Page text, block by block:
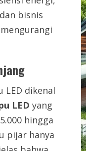
bisnis
LED dikenal
LED yang
hingga
pijar hanya